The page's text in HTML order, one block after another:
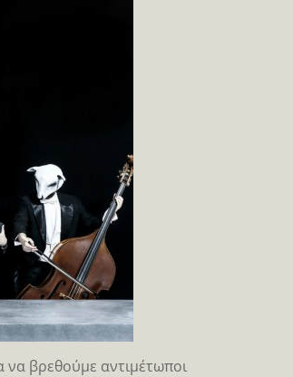
βρεθούμε αντιμέτωποι